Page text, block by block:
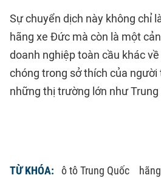
Sự chuyển dịch này không chỉ
hãng xe Đức mà còn là một
doanh nghiệp toàn cầu khác
chóng trong sở thích của
những thị trường lớn như Trung
TỪ KHÓA: ô tô Trung Quốc